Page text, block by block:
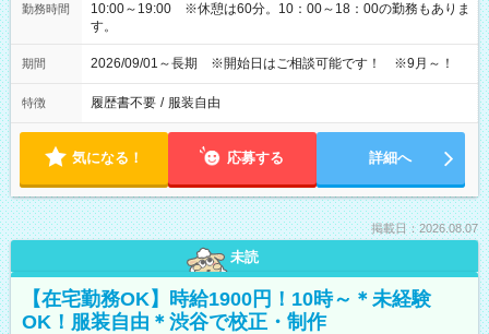
勤務時間
10:00～19:00 ※休憩は60分。10：00～18：00の勤務もありま
す。
期間 2026/09/01～長期 ※開始日はご相談可能です！ ※9月～！
特徴 履歴書不要 / 服装自由
気になる！ 応募する 詳細へ
掲載日：2026.08.07
未読
【在宅勤務OK】時給1900円！10時～＊未経験
OK！服装自由＊渋谷で校正・制作